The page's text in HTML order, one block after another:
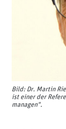
Bild: Dr. Martin
ist einer der
managen".